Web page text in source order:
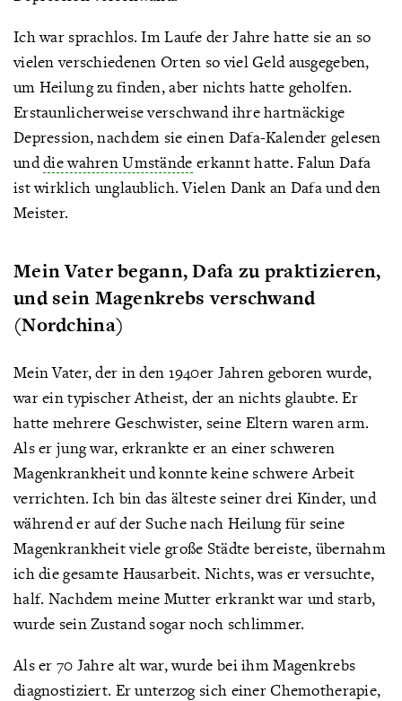
Ich war sprachlos. Im Laufe der Jahre hatte sie an so
vielen verschiedenen Orten so viel Geld ausgegeben,
um Heilung zu finden, aber nichts hatte geholfen.
Erstaunlicherweise verschwand ihre hartnäckige
Depression, nachdem sie einen Dafa-Kalender gelesen
unddie wahren Umstände erkannt hatte. Falun Dafa
ist wirklich unglaublich. Vielen Dank an Dafa und den
Meister.
Mein Vater begann, Dafa zu praktizieren,
und sein Magenkrebs verschwand
(Nordchina)
Mein Vater, der in den 1940er Jahren geboren wurde,
war ein typischer Atheist, der an nichts glaubte. Er
hatte mehrere Geschwister, seine Eltern waren arm.
Als er jung war, erkrankte er an einer schweren
Magenkrankheit und konnte keine schwere Arbeit
verrichten. Ich bin das älteste seiner drei Kinder, und
während er auf der Suche nach Heilung für seine
Magenkrankheit viele große Städte bereiste, übernahm
ich die gesamte Hausarbeit. Nichts, was er versuchte,
half. Nachdem meine Mutter erkrankt war und starb,
wurde sein Zustand sogar noch schlimmer.
Als er 70 Jahre alt war, wurde bei ihm Magenkrebs
diagnostiziert. Er unterzog sich einer Chemotherapie,